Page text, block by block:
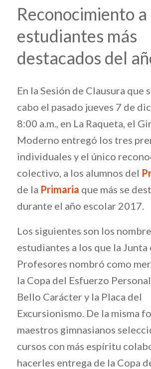
Reconocimiento a
estudiantes más
destacados del
En la Sesión de Clausura que
cabo el pasado jueves 7 de
8:00 a.m., en La Raqueta, el
Moderno entregó los tres
individuales y el único
colectivo, a los alumnos del
de la Primaria que más se
durante el año escolar 2017.
Los siguientes son los
estudiantes a los que la Junta
Profesores nombró como
la Copa del Esfuerzo
Bello Carácter y la Placa del
Excursionismo. De la misma
maestros gimnasianos
cursos con más espíritu
hacerles entrega de la Copa